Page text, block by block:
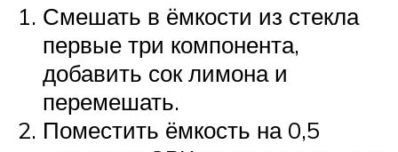
Смешать в ёмкости из стекла
первые три компонента,
добавить сок лимона и
перемешать.
Поместить ёмкость на 0,5